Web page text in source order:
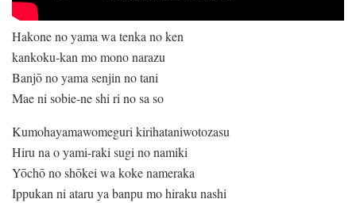
Hakone no yama wa tenka no ken
kankoku-kan mo mono narazu
Banjō no yama senjin no tani
Mae ni sobie-ne shi ri no sa so
Kumohayamawomeguri kirihataniwotozasu
Hiru na o yami-raki sugi no namiki
Yōchō no shōkei wa koke nameraka
Ippukan ni ataru ya banpu mo hiraku nashi